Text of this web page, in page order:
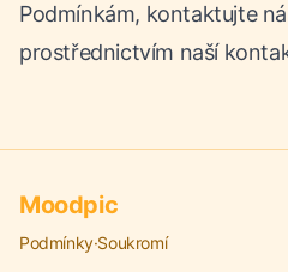
Podmínkám, kontaktujte
prostřednictvím naší
Moodpic
Podmínky·Soukromí